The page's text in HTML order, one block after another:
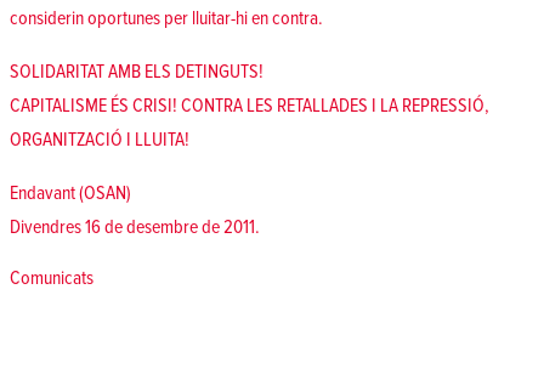
considerin oportunes per lluitar-hi en contra.
SOLIDARITAT AMB ELS DETINGUTS!
CAPITALISME ÉS CRISI! CONTRA LES RETALLADES I LA REPRESSIÓ,
ORGANITZACIÓ I LLUITA!
Endavant (OSAN)
Divendres 16 de desembre de 2011.
Posted in
Comunicats